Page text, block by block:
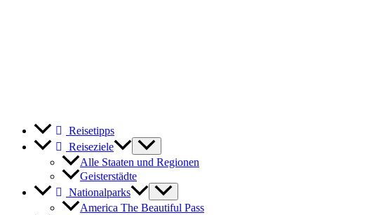
Reisetipps
Reiseziele
Alle Staaten und Regionen
Geisterstädte
Nationalparks
America The Beautiful Pass